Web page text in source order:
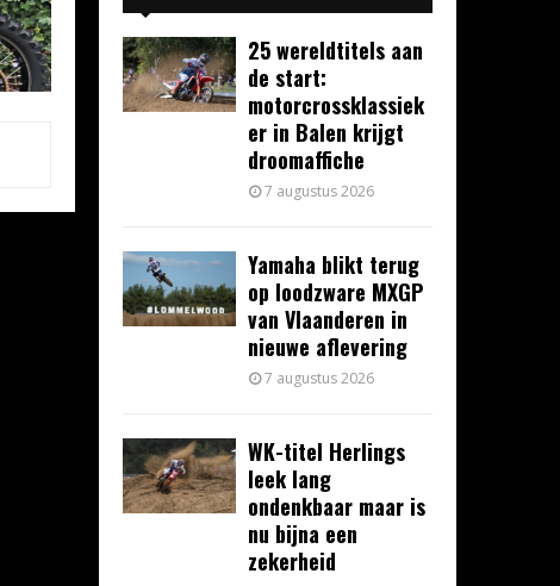
25 wereldtitels aan
de start:
motorcrossklassiek
er in Balen krijgt
droomaffiche
7 augustus 2026
Yamaha blikt terug
op loodzware MXGP
van Vlaanderen in
nieuwe aflevering
7 augustus 2026
WK-titel Herlings
leek lang
ondenkbaar maar is
nu bijna een
zekerheid